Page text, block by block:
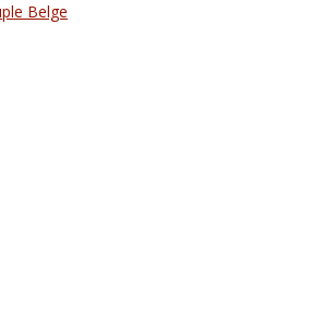
Belge